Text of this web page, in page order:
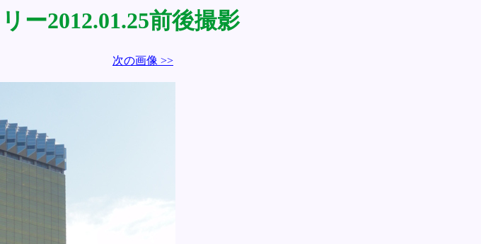
ー2012.01.25前後撮影
次の画像 >>